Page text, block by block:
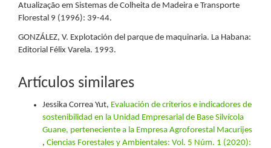
Atualização em Sistemas de Colheita de Madeira e Transporte
Florestal 9 (1996): 39-44.
GONZÁLEZ, V. Explotación del parque de maquinaria. La Habana:
Editorial Félix Varela. 1993.
Artículos similares
Jessika Correa Yut, Evaluación de criterios e indicadores de
sostenibilidad en la Unidad Empresarial de Base Silvícola
Guane, perteneciente a la Empresa Agroforestal Macurijes
, Ciencias Forestales y Ambientales: Vol. 5 Núm. 1 (2020):